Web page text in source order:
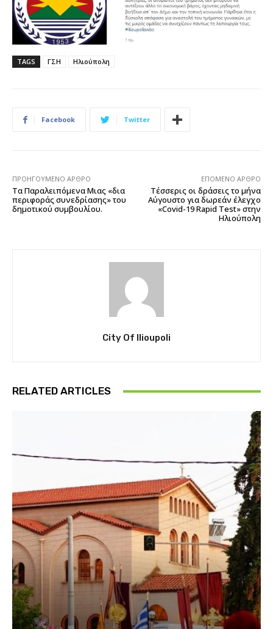
TAGS ΓΣΗ Ηλιούπολη
Facebook Twitter
ΠΡΟΗΓΟΎΜΕΝΟ ΆΡΘΡΟ
Τα Παραλειπόμενα Μιας «δια
περιφοράς συνεδρίασης» του
δημοτικού συμβουλίου.
ΕΠΌΜΕΝΟ ΆΡΘΡΟ
Τέσσερις οι δράσεις το μήνα
Αύγουστο για δωρεάν έλεγχο
«Covid-19 Rapid Test» στην
Ηλιούπολη
City Of Ilioupoli
RELATED ARTICLES